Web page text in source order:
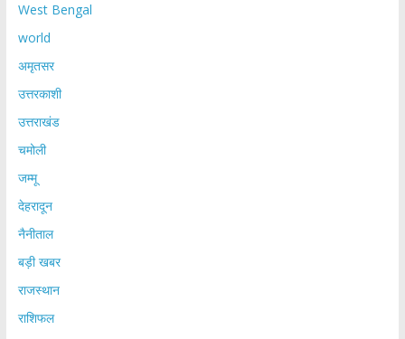
West Bengal
world
अमृतसर
उत्तरकाशी
उत्तराखंड
चमोली
जम्मू
देहरादून
नैनीताल
बड़ी खबर
राजस्थान
राशिफल